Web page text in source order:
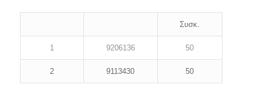
Συσκ.
1 9206136 50
2 9113430 50